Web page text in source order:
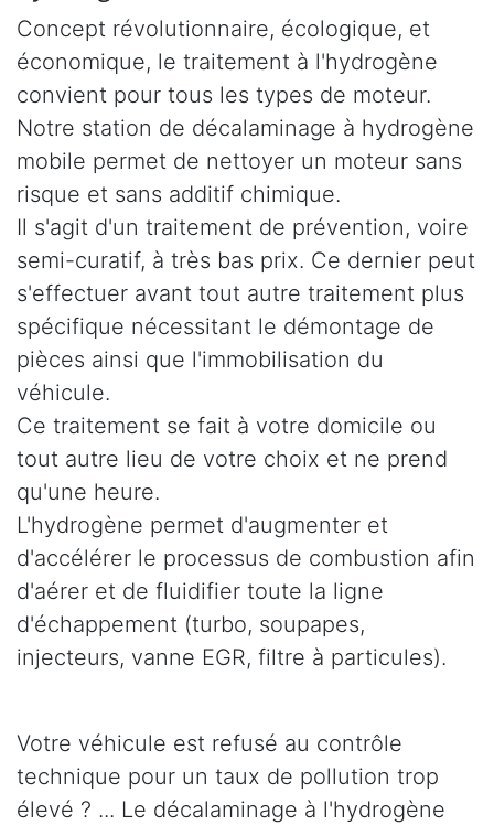
Concept révolutionnaire, écologique, et
économique, le traitement à l'hydrogène
convient pour tous les types de moteur.
Notre station de décalaminage à hydrogène
mobile permet de nettoyer un moteur sans
risque et sans additif chimique.
Il s'agit d'un traitement de prévention, voire
semi-curatif, à très bas prix. Ce dernier peut
s'effectuer avant tout autre traitement plus
spécifique nécessitant le démontage de
pièces ainsi que l'immobilisation du
véhicule.
Ce traitement se fait à votre domicile ou
tout autre lieu de votre choix et ne prend
qu'une heure.
L'hydrogène permet d'augmenter et
d'accélérer le processus de combustion afin
d'aérer et de fluidifier toute la ligne
d'échappement (turbo, soupapes,
injecteurs, vanne EGR, filtre à particules).
Votre véhicule est refusé au contrôle
technique pour un taux de pollution trop
élevé ? ... Le décalaminage à l'hydrogène